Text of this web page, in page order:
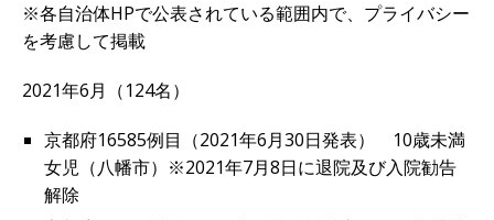
※各自治体HPで公表されている範囲内で、プライバシー
を考慮して掲載
2021年6月（124名）
京都府16585例目（2021年6月30日発表） 10歳未満
女児（八幡市）※2021年7月8日に退院及び入院勧告
解除